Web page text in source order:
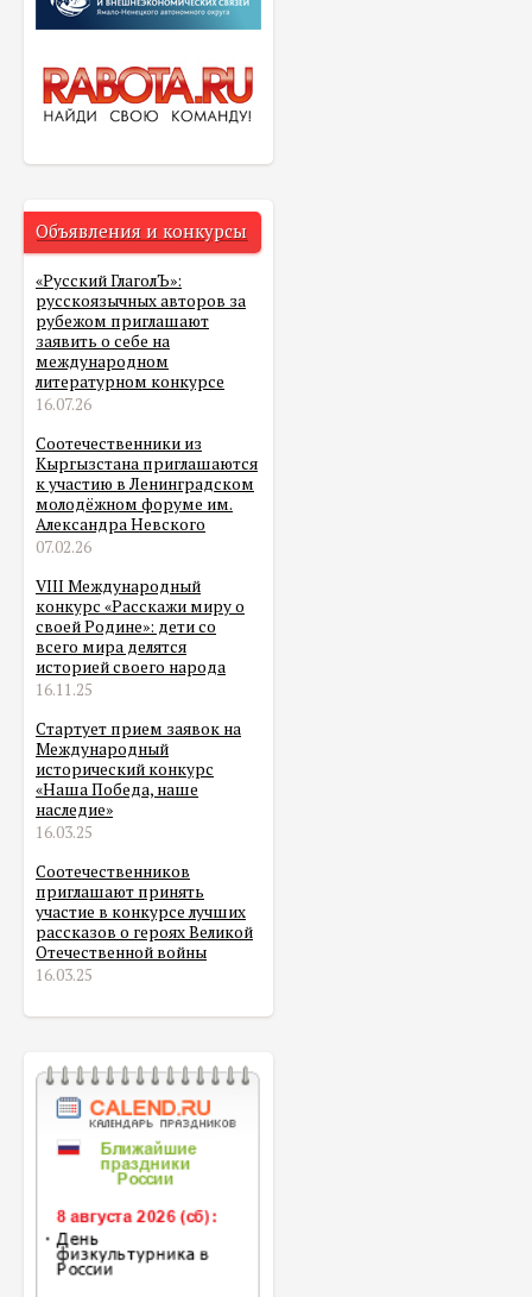
Объявления и конкурсы
«Русский ГлаголЪ»:
русскоязычных авторов за
рубежом приглашают
заявить о себе на
международном
литературном конкурсе
16.07.26
Соотечественники из
Кыргызстана приглашаются
к участию в Ленинградском
молодёжном форуме им.
Александра Невского
07.02.26
VIII Международный
конкурс «Расскажи миру о
своей Родине»: дети со
всего мира делятся
историей своего народа
16.11.25
Стартует прием заявок на
Международный
исторический конкурс
«Наша Победа, наше
наследие»
16.03.25
Соотечественников
приглашают принять
участие в конкурсе лучших
рассказов о героях Великой
Отечественной войны
16.03.25